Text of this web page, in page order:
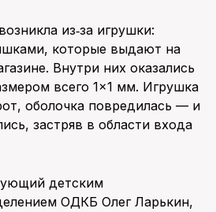
из‑за игрушки:
которые выдают на
Внутри них оказались
всего 1×1 мм. Игрушка
оболочка повредилась — и
застряв в области входа
детским
ОДКБ Олег Ларькин,